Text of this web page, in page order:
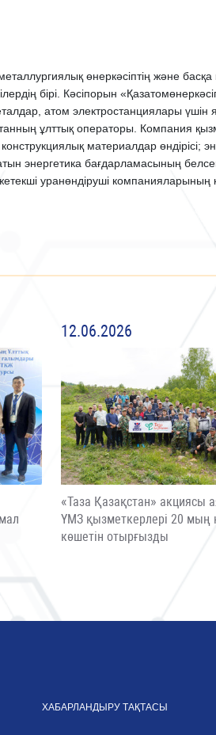
өнеркәсіптің және басқа
бірі. Кәсіпорын
атом электростанциялары үшін
ұлттық операторы. Компания
материалдар
энергетика бағдарламасының
уранөндіруші компанияларының
12.06.2026
«Таза Қазақстан» акциясы
ҮМЗ қызметкерлері 20 мың
көшетін отырғызды
ХАБАРЛАНДЫРУ ТАҚТАСЫ